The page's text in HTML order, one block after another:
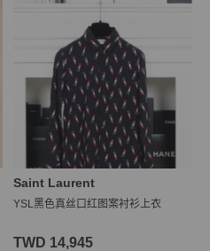
Saint Laurent
YSL黑色真丝口红图案衬衫上衣
TWD 14,945